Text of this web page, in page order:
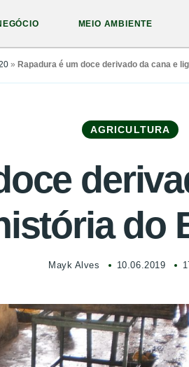
MEIO AMBIENTE
» Rapadura é um doce derivado da cana e
AGRICULTURA
do
Mayk Alves 10.06.2019